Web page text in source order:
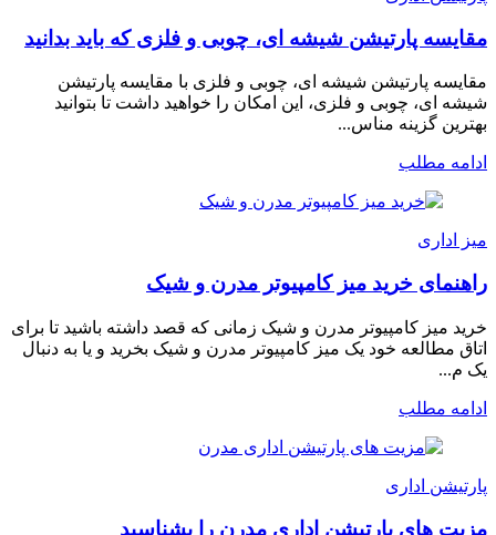
مقایسه پارتیشن شیشه ای، چوبی و فلزی که باید بدانید
مقایسه پارتیشن شیشه ای، چوبی و فلزی با مقایسه پارتیشن
شیشه ای، چوبی و فلزی، این امکان را خواهید داشت تا بتوانید
بهترین گزینه مناس...
ادامه مطلب
میز اداری
راهنمای خرید میز کامپیوتر مدرن و شیک
خرید میز کامپیوتر مدرن و شیک زمانی که قصد داشته باشید تا برای
اتاق مطالعه خود یک میز کامپیوتر مدرن و شیک بخرید و یا به دنبال
یک م...
ادامه مطلب
پارتیشن اداری
مزیت های پارتیشن اداری مدرن را بشناسید